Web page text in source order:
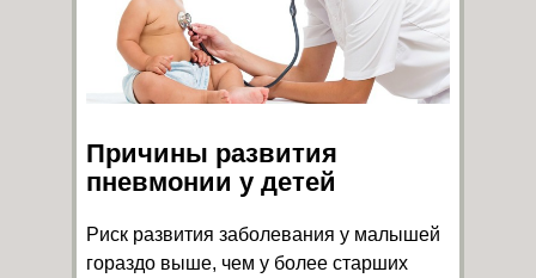
Причины развития
пневмонии у детей
Риск развития заболевания у малышей
гораздо выше, чем у более старших